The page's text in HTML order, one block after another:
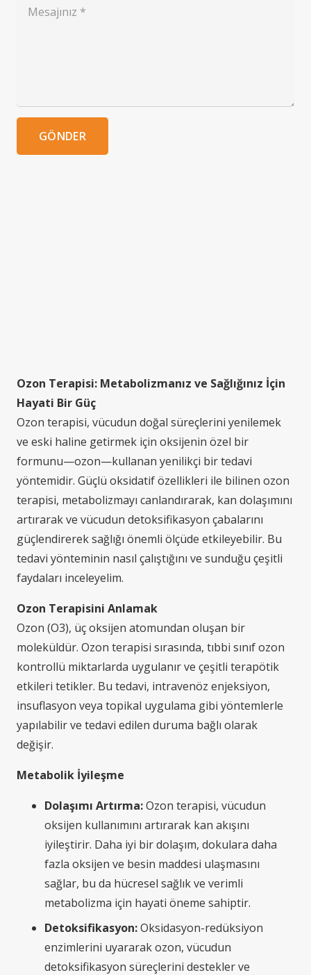
GÖNDER
Ozon Terapisi: Metabolizmanız ve Sağlığınız İçin
Hayati Bir Güç
Ozon terapisi, vücudun doğal süreçlerini yenilemek
ve eski haline getirmek için oksijenin özel bir
formunu—ozon—kullanan yenilikçi bir tedavi
yöntemidir. Güçlü oksidatif özellikleri ile bilinen ozon
terapisi, metabolizmayı canlandırarak, kan dolaşımını
artırarak ve vücudun detoksifikasyon çabalarını
güçlendirerek sağlığı önemli ölçüde etkileyebilir. Bu
tedavi yönteminin nasıl çalıştığını ve sunduğu çeşitli
faydaları inceleyelim.
Ozon Terapisini Anlamak
Ozon (O3), üç oksijen atomundan oluşan bir
moleküldür. Ozon terapisi sırasında, tıbbi sınıf ozon
kontrollü miktarlarda uygulanır ve çeşitli terapötik
etkileri tetikler. Bu tedavi, intravenöz enjeksiyon,
insuflasyon veya topikal uygulama gibi yöntemlerle
yapılabilir ve tedavi edilen duruma bağlı olarak
değişir.
Metabolik İyileşme
Dolaşımı Artırma:Ozon terapisi, vücudun
oksijen kullanımını artırarak kan akışını
iyileştirir. Daha iyi bir dolaşım, dokulara daha
fazla oksijen ve besin maddesi ulaşmasını
sağlar, bu da hücresel sağlık ve verimli
metabolizma için hayati öneme sahiptir.
Detoksifikasyon:Oksidasyon-redüksiyon
enzimlerini uyararak ozon, vücudun
detoksifikasyon süreçlerini destekler ve